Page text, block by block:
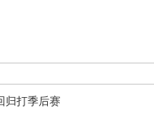
归打季后赛